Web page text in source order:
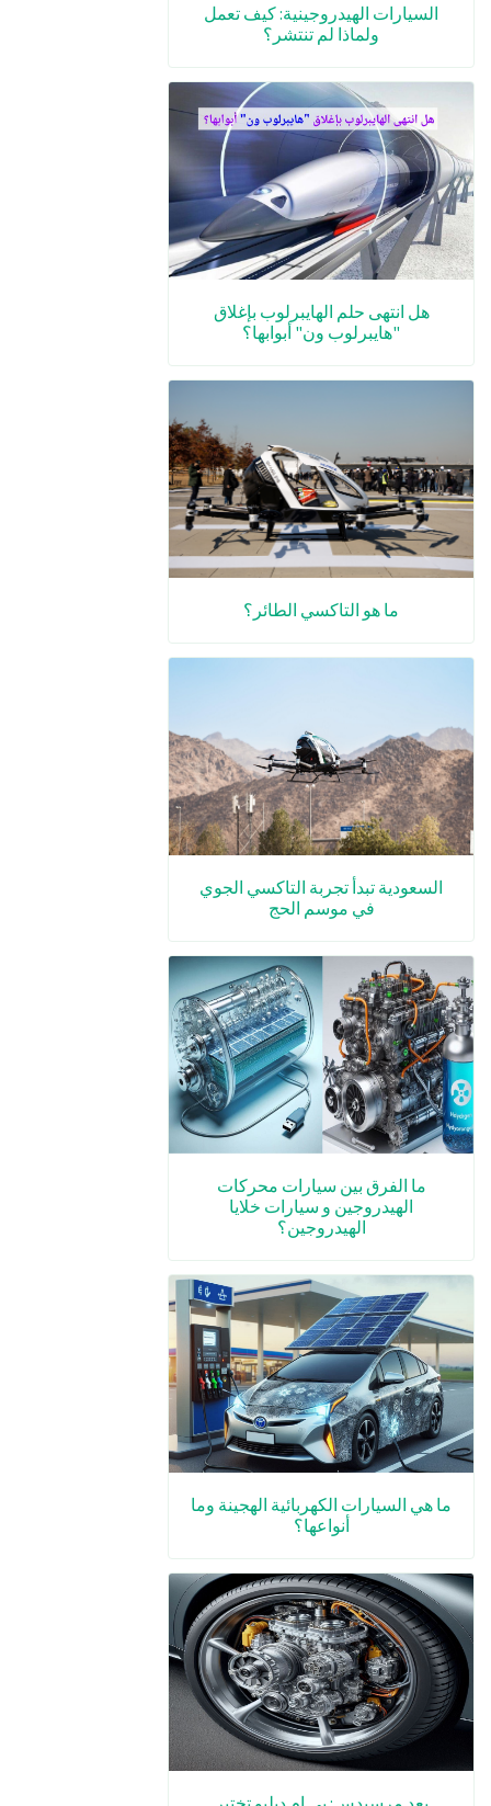
السيارات الهيدروجينية: كيف تعمل
ولماذا لم تنتشر؟
هل انتهى حلم الهايبرلوب بإغلاق
"هايبرلوب ون" أبوابها؟
ما هو التاكسي الطائر؟
السعودية تبدأ تجربة التاكسي الجوي
في موسم الحج
ما الفرق بين سيارات محركات
الهيدروجين و سيارات خلايا
الهيدروجين؟
ما هي السيارات الكهربائية الهجينة وما
أنواعها؟